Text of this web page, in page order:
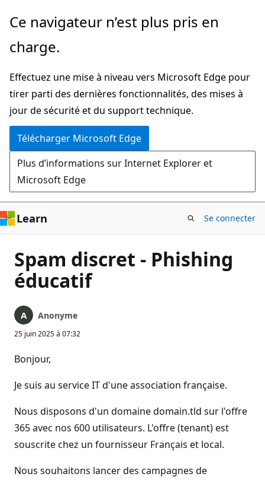
Passer
directement
au
principal
Ce navigateur n’est plus pris en
charge.
Effectuez une mise à niveau vers Microsoft Edge pour
tirer parti des dernières fonctionnalités, des mises à
jour de sécurité et du support technique.
Télécharger Microsoft Edge
Plus d’informations sur Internet Explorer et
Microsoft Edge
Learn Se connecter
Spam discret - Phishing
éducatif
Anonyme
25 juin 2025 à 07:32
Bonjour,
Je suis au service IT d'une association française.
Nous disposons d'un domaine domain.tld sur l'offre
365 avec nos 600 utilisateurs. L'offre (tenant) est
souscrite chez un fournisseur Français et local.
Nous souhaitons lancer des campagnes de